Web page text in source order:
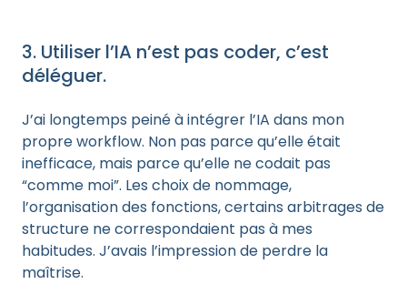
3. Utiliser l’IA n’est pas coder, c’est
déléguer.
J’ai longtemps peiné à intégrer l’IA dans mon
propre workflow. Non pas parce qu’elle était
inefficace, mais parce qu’elle ne codait pas
“comme moi”. Les choix de nommage,
l’organisation des fonctions, certains arbitrages de
structure ne correspondaient pas à mes
habitudes. J’avais l’impression de perdre la
maîtrise.